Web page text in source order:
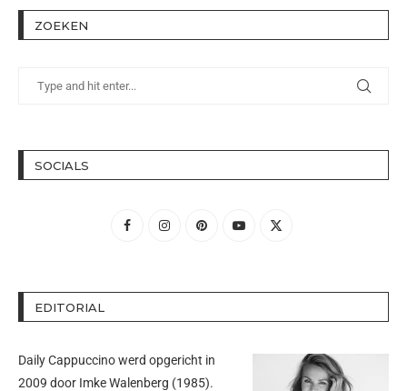
ZOEKEN
SOCIALS
EDITORIAL
Daily Cappuccino werd opgericht in
2009 door Imke Walenberg (1985).